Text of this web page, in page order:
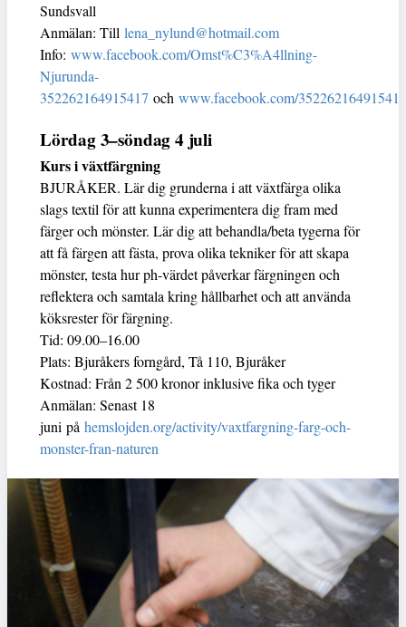
Sundsvall
Anmälan: Till lena_nylund@hotmail.com
Info: www.facebook.com/Omst%C3%A4llning-
Njurunda-
352262164915417 och www.facebook.com/
Lördag 3–söndag 4 juli
Kurs i växtfärgning
BJURÅKER. Lär dig grunderna i att växtfärga olika
slags textil för att kunna experimentera dig fram med
färger och mönster. Lär dig att behandla/beta tygerna för
att få färgen att fästa, prova olika tekniker för att skapa
mönster, testa hur ph-värdet påverkar färgningen och
reflektera och samtala kring hållbarhet och att använda
köksrester för färgning.
Tid: 09.00–16.00
Plats: Bjuråkers forngård, Tå 110, Bjuråker
Kostnad: Från 2 500 kronor inklusive fika och tyger
Anmälan: Senast 18
juni på hemslojden.org/activity/vaxtfargning-farg-och-
monster-fran-naturen